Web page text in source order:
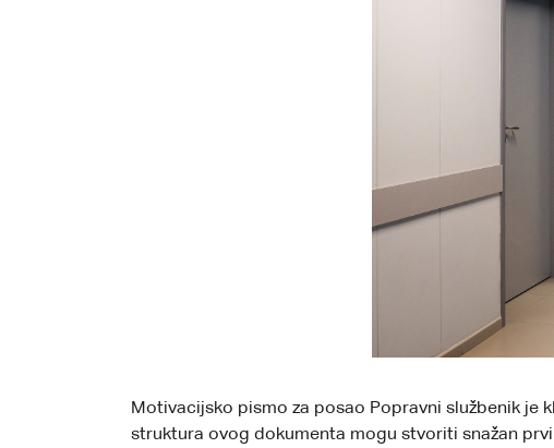
Motivacijsko pismo za posao Popravni službenik je
struktura ovog dokumenta mogu stvoriti snažan